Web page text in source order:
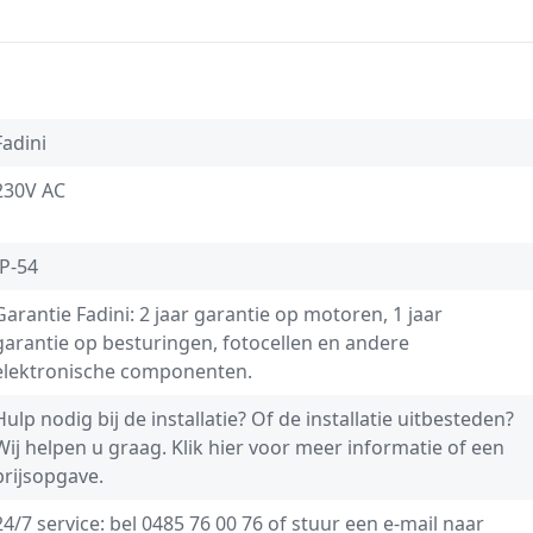
AC
54
Fadini: 2 jaar garantie op motoren, 1 jaar
op besturingen, fotocellen en andere
componenten.
nodig bij de installatie? Of de installatie uitbesteden?
helpen u graag. Klik hier voor meer informatie of een
7 service: bel 0485 76 00 76 of stuur een e-mail naar